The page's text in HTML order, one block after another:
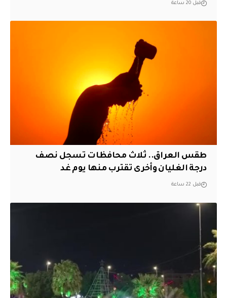
قبل 20 ساعة
طقس العراق.. ثلاث محافظات تسجل نصف
درجة الغليان وأخرى تقترب منها يوم غد
قبل 22 ساعة